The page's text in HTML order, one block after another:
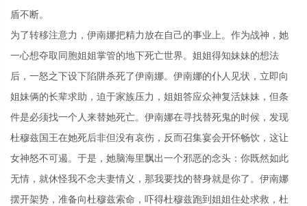
盾不断。
为了转移注意力，伊南娜把精力放在自己的事业上。作为战神，她
一心想夺取同胞姐姐掌管的地下死亡世界。姐姐得知妹妹的想法
后，一怒之下设下陷阱杀死了伊南娜。伊南娜的仆人见状，立即向
姐妹俩的长辈求助，迫于家族压力，姐姐答应众神复活妹妹，但条
件是必须找一个人来替她死亡。伊南娜在寻找替死鬼的时候，发现
杜穆兹国王在她死后非但没有哀伤，反而召集宴会开怀畅饮，这让
女神怒不可遏。于是，她脑海里飘出一个邪恶的念头：你既然如此
无情，就休怪我不念夫妻情义，那我要找的替身就是你了。伊南娜
摆开架势，准备向杜穆兹索命，吓得杜穆兹跑到姐姐住处求救，杜